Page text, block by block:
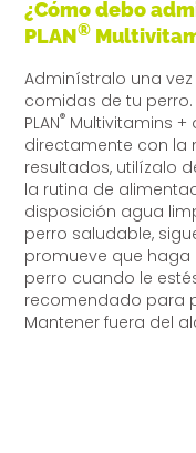
¿Cómo debo
PLAN®
Adminístralo una
comidas de tu perro.
PLAN® Multivitamins
directamente con la
resultados, utilízalo
la rutina de alimentación diaria.
disposición agua
perro saludable,
promueve que haga
perro cuando le
recomendado para